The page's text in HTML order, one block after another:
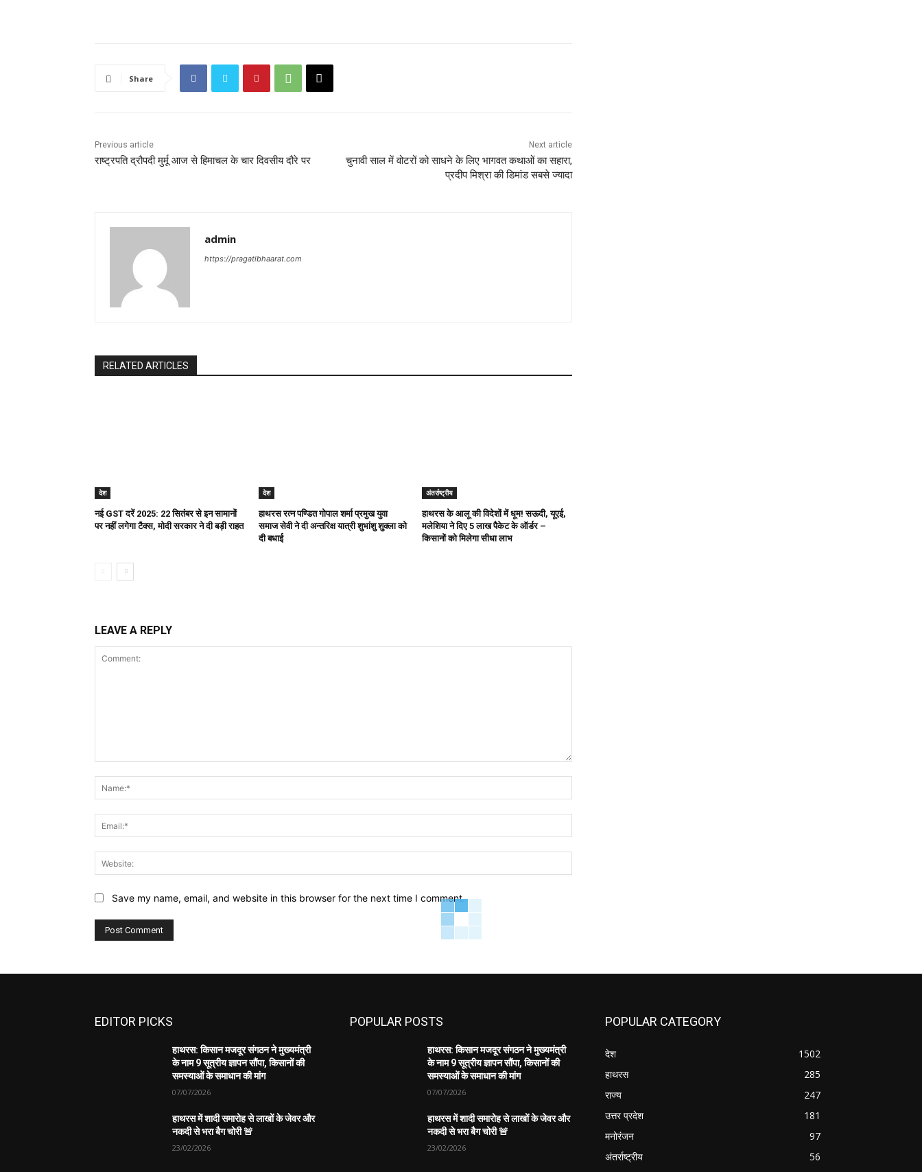
Share
Previous article
राष्ट्रपति द्रौपदी मुर्मू आज से हिमाचल के चार दिवसीय दौरे पर
Next article
चुनावी साल में वोटरों को साधने के लिए भागवत कथाओं का सहारा,
प्रदीप मिश्रा की डिमांड सबसे ज्यादा
admin
https://pragatibhaarat.com
RELATED ARTICLES
देश
नई GST दरें 2025: 22 सितंबर से इन सामानों
पर नहीं लगेगा टैक्स, मोदी सरकार ने दी बड़ी राहत
देश
हाथरस रत्न पण्डित गोपाल शर्मा प्रमुख युवा
समाज सेवी ने दी अन्तरिक्ष यात्री शुभांशु शुक्ला को
दी बधाई
अंतर्राष्ट्रीय
हाथरस के आलू की विदेशों में धूम! सऊदी, यूएई,
मलेशिया ने दिए 5 लाख पैकेट के ऑर्डर –
किसानों को मिलेगा सीधा लाभ
LEAVE A REPLY
Save my name, email, and website in this browser for the next time I comment.
EDITOR PICKS
हाथरस: किसान मजदूर संगठन ने मुख्यमंत्री
के नाम 9 सूत्रीय ज्ञापन सौंपा, किसानों की
समस्याओं के समाधान की मांग
07/07/2026
हाथरस में शादी समारोह से लाखों के जेवर और
नकदी से भरा बैग चोरी 🚨
23/02/2026
POPULAR POSTS
हाथरस: किसान मजदूर संगठन ने मुख्यमंत्री
के नाम 9 सूत्रीय ज्ञापन सौंपा, किसानों की
समस्याओं के समाधान की मांग
07/07/2026
हाथरस में शादी समारोह से लाखों के जेवर और
नकदी से भरा बैग चोरी 🚨
23/02/2026
POPULAR CATEGORY
देश
1502
हाथरस
285
राज्य
247
उत्तर प्रदेश
181
मनोरंजन
97
अंतर्राष्ट्रीय
56